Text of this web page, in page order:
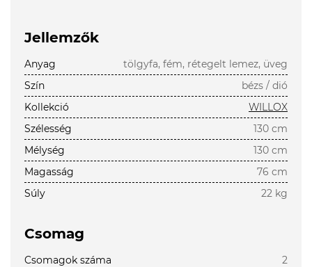
Jellemzők
Anyag
tölgyfa, fém, rétegelt lemez, üveg
Szín
bézs / dió
Kollekció
WILLOX
Szélesség
130 cm
Mélység
130 cm
Magasság
76 cm
Súly
22 kg
Csomag
Csomagok száma
2